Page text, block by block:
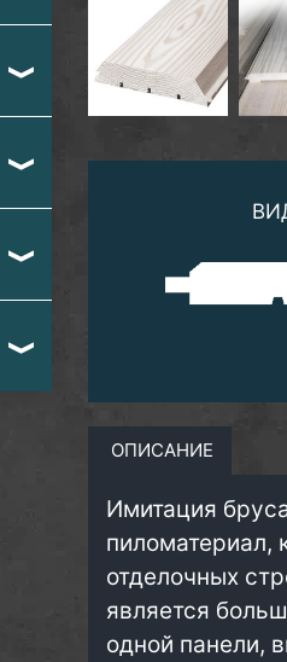
ОПИСАНИЕ
Имитация
пиломатериал,
отделочных
является
одной панели,